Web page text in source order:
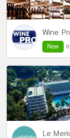
Wine
New
Le